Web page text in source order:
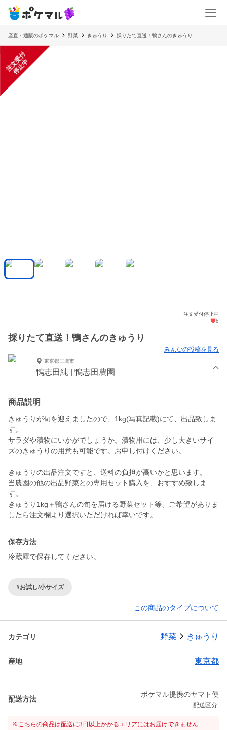
産直・通販のポケマル 野菜 きゅうり 採りたて直送！鴨さんのきゅうり
注
文
受
付
停
止
中
注文受付停止中
8
採りたて直送！鴨さんのきゅうり
みんなの投稿を見る
東京都三鷹市
鴨志田純 | 鴨志田農園
商品説明
きゅうりが旬を迎えましたので、1kg(写真記載)にて、出品致しま
す。
サラダや漬物にいかがでしょうか。漬物用には、少し大きいサイ
ズのきゅうりの用意も可能です。お申し付けください。
きゅうりの出品注文ですと、送料の負担が高いかと思います。
当農園の他の出品野菜との専用セット購入を、おすすめ致しま
す。
きゅうり1kg＋鴨さんの旬を届ける野菜セット等、ご希望がありま
保存方法
冷蔵庫で保存してください。
#お試し/小サイズ
この商品のタイプについて
カテゴリ 野菜 きゅうり
産地 東京都
配送方法
ポケマル提携のヤマト便
配送区分:
※こちらの商品は配送に3日以上かかるエリアにはお届けできません